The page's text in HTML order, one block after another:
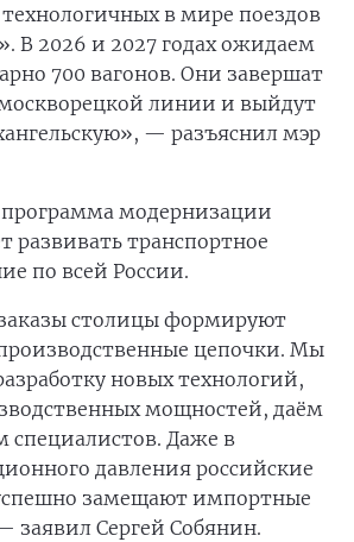
в мире поездов
В 2026 и 2027 годах ожидаем
700 вагонов. Они завершат
линии и выйдут
— разъяснил мэр
программа модернизации
развивать транспортное
по всей России.
столицы формируют
цепочки. Мы
новых технологий,
мощностей, даём
специалистов. Даже в
давления российские
замещают импортные
заявил Сергей Собянин.